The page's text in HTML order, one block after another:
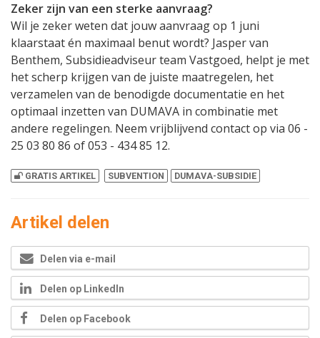
Zeker zijn van een sterke aanvraag?
Wil je zeker weten dat jouw aanvraag op 1 juni
klaarstaat én maximaal benut wordt? Jasper van
Benthem, Subsidieadviseur team Vastgoed, helpt je met
het scherp krijgen van de juiste maatregelen, het
verzamelen van de benodigde documentatie en het
optimaal inzetten van DUMAVA in combinatie met
andere regelingen. Neem vrijblijvend contact op via 06 -
25 03 80 86 of 053 - 434 85 12.
GRATIS ARTIKEL SUBVENTION DUMAVA-SUBSIDIE
Artikel delen
Delen via e-mail
Delen op LinkedIn
Delen op Facebook